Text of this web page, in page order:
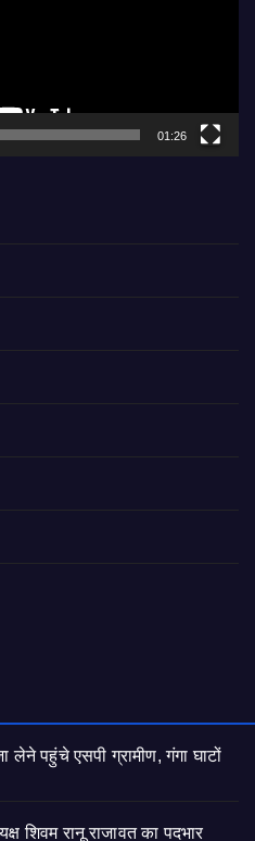
01:26
पहुंचे एसपी ग्रामीण, गंगा घाटों
शिवम रानू राजावत का पदभार